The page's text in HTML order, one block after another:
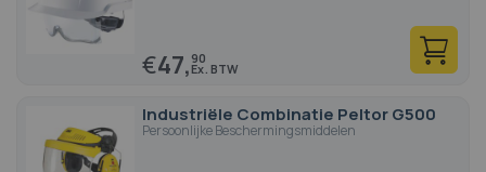
€47,90
Industriële Combinatie Peltor G500
Persoonlijke Beschermingsmiddelen